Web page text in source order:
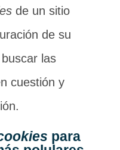
de un sitio
de su
las
cuestión y
para